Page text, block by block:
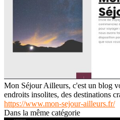
Mon Séjour Ailleurs, c'est un blog
endroits insolites, des destinations
https://www.mon-sejour-ailleurs.fr/
Dans la même catégorie